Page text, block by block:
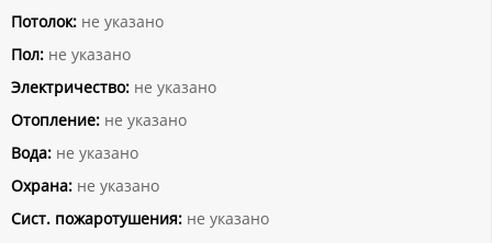
Потолок: не указано
Пол: не указано
Электричество: не указано
Отопление: не указано
Вода: не указано
Охрана: не указано
Сист. пожаротушения: не указано